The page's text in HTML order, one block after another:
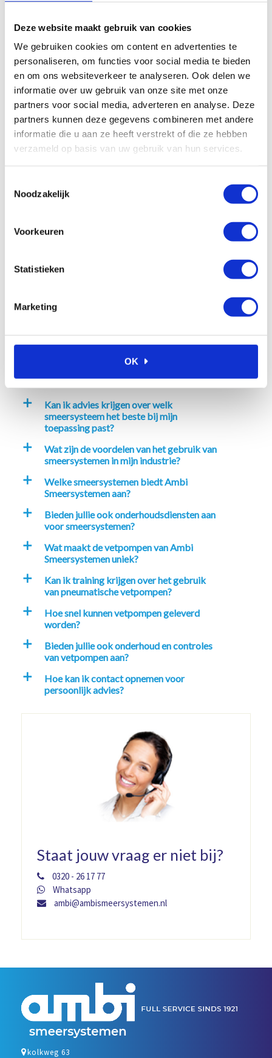
Deze website maakt gebruik van cookies
We gebruiken cookies om content en advertenties te
personaliseren, om functies voor social media te bieden
en om ons websiteverkeer te analyseren. Ook delen we
informatie over uw gebruik van onze site met onze
partners voor social media, adverteren en analyse. Deze
partners kunnen deze gegevens combineren met andere
informatie die u aan ze heeft verstrekt of die ze hebben
verzameld op basis van uw gebruik van hun services.
Noodzakelijk
Voorkeuren
Statistieken
Marketing
OK
Haaks draaibare
M6x1
In winkelwagen
Veelgestelde vragen
a
Waarom kiezen voor Ambi
a
Kan ik advies krijgen over welk
smeersysteem het beste bij mijn
toepassing past?
a
Wat zijn de voordelen van het gebruik van
smeersystemen in mijn industrie?
a
Welke smeersystemen biedt Ambi
Smeersystemen aan?
a
Bieden jullie ook onderhoudsdiensten aan
voor smeersystemen?
a
Wat maakt de vetpompen van Ambi
Smeersystemen uniek?
a
Kan ik training krijgen over het gebruik
van pneumatische vetpompen?
a
Hoe snel kunnen vetpompen geleverd
worden?
a
Bieden jullie ook onderhoud en controles
van vetpompen aan?
a
Hoe kan ik contact opnemen voor
persoonlijk advies?
Staat jouw vraag er niet bij?
0320 - 26 17 77
Whatsapp
ambi@ambismeersystemen.nl
kolkweg 63